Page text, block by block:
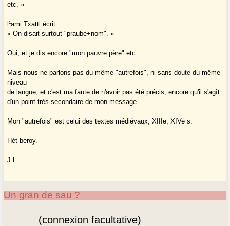
etc. »
l¹ami Txatti écrit :
« On disait surtout "praube+nom". »
Oui, et je dis encore "mon pauvre père" etc.
Mais nous ne parlons pas du même "autrefois", ni sans doute du même
niveau
de langue, et c'est ma faute de n'avoir pas été précis, encore qu'il s'agît
d'un point très secondaire de mon message.
Mon "autrefois" est celui des textes médiévaux, XIIIe, XIVe s.
Hèt beroy.
J.L.
Un gran de sau ?
(connexion facultative)